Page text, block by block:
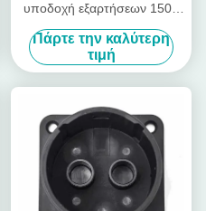
υποδοχή εξαρτήσεων 150A
Chademo EV ΣΥΝΕΧΩΝ
γρήγορη 90KW Chademo
υποδοχών
Πάρτε την καλύτερη
τιμή